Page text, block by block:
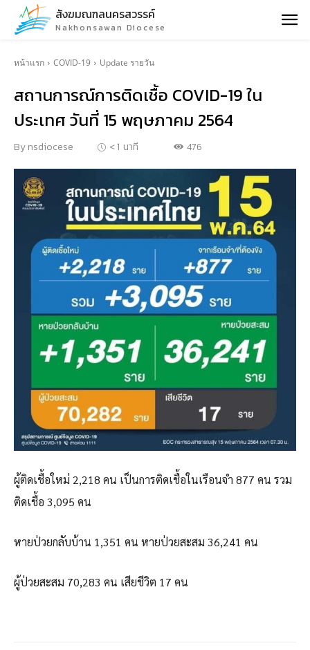
สังฆมณฑลนครสวรรค์
Nakhonsawan Diocese
หน้าแรก COVID-19 Update รายวัน
สถานการณ์การติดเชื้อ COVID-19 ใน
ประเทศ วันที่ 15 พฤษภาคม 2564
Bynsdiocese < 1 นาที 476
ผู้ติดเชื้อใหม่ 2,218 คน เป็นการติดเชื้อในเรือนจำ 877 คน รวม
ติดเชื้อ 3,095 คน
หายป่วยกลับบ้าน 1,351 คน หายป่วยสะสม 36,241 คน
ผู้ป่วยสะสม 70,283 คน เสียชีวิต 17 คน